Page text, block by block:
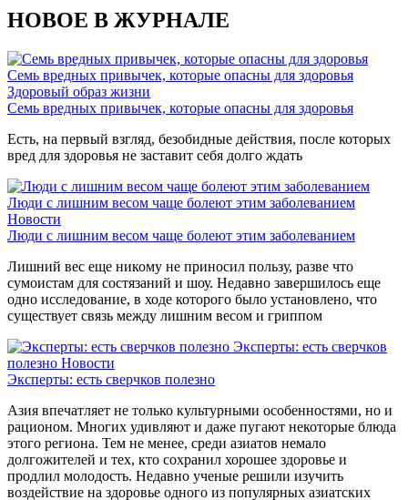
НОВОЕ В ЖУРНАЛЕ
Семь вредных привычек, которые опасны для здоровья
Здоровый образ жизни
Семь вредных привычек, которые опасны для здоровья
Есть, на первый взгляд, безобидные действия, после которых
вред для здоровья не заставит себя долго ждать
Люди с лишним весом чаще болеют этим заболеванием
Новости
Люди с лишним весом чаще болеют этим заболеванием
Лишний вес еще никому не приносил пользу, разве что
сумоистам для состязаний и шоу. Недавно завершилось еще
одно исследование, в ходе которого было установлено, что
существует связь между лишним весом и гриппом
Эксперты: есть сверчков
полезно Новости
Эксперты: есть сверчков полезно
Азия впечатляет не только культурными особенностями, но и
рационом. Многих удивляют и даже пугают некоторые блюда
этого региона. Тем не менее, среди азиатов немало
долгожителей и тех, кто сохранил хорошее здоровье и
продлил молодость. Недавно ученые решили изучить
воздействие на здоровье одного из популярных азиатских